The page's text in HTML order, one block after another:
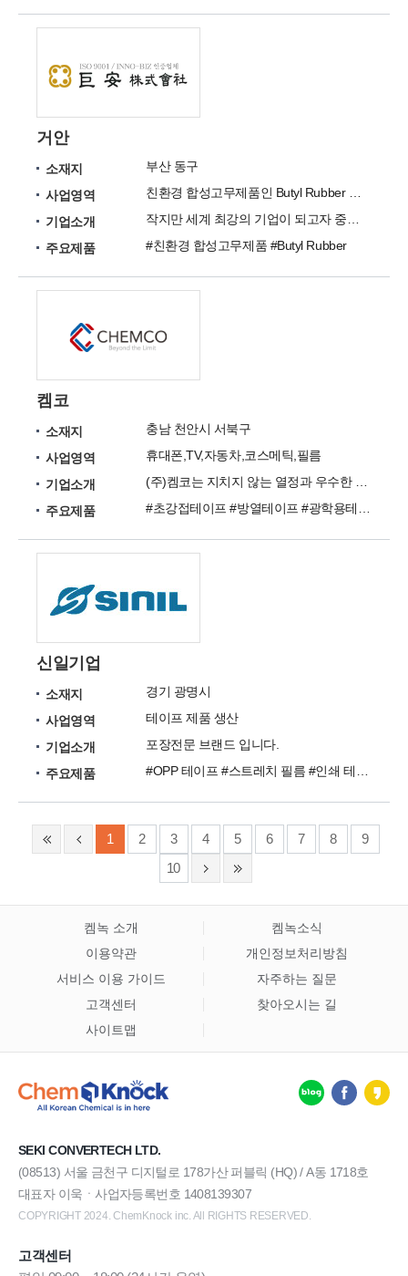
거안
소재지
부산 동구
사업영역
기업소개
주요제품
#친환경 합성고무제품 #Butyl Rubber
켐코
소재지
충남 천안시 서북구
사업영역
휴대폰,TV,자동차,코스메틱,필름
기업소개
주요제품
신일기업
소재지
경기 광명시
사업영역
테이프 제품 생산
기업소개
포장전문 브랜드 입니다.
주요제품
1 2 3 4 5 6 7 8
9
10
켐녹 소개
켐녹소식
이용약관
개인정보처리방침
서비스 이용 가이드
자주하는 질문
고객센터
찾아오시는 길
사이트맵
SEKI CONVERTECH LTD.
(08513) 서울 금천구 디지털로 178가산 퍼블릭 (HQ) / A동 1718호
대표자 이욱ㆍ사업자등록번호 1408139307
COPYRIGHT 2024. ChemKnock inc. All RIGHTS RESERVED.
고객센터